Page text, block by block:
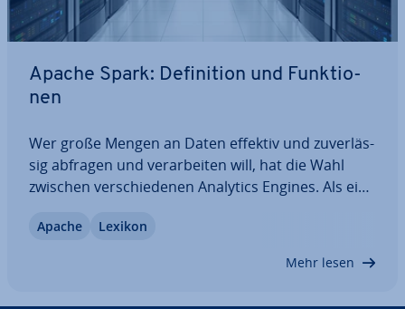
Apache Spark: De­fi­ni­ti­on und Funk­tio­
nen
Wer große Mengen an Daten effektiv und zu­ver­läs­
sig abfragen und ver­ar­bei­ten will, hat die Wahl
zwischen ver­schie­de­nen Analytics Engines. Als eine
Source- und Big-Data-Framework Spark der
Apache Lexikon
Mehr lesen